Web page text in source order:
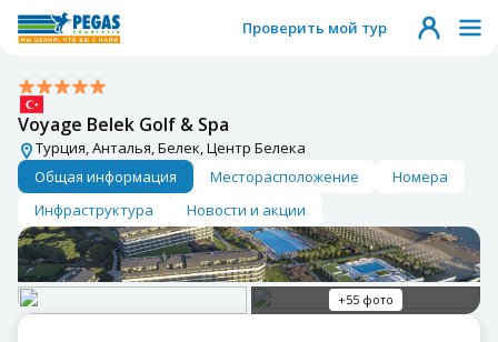
Проверить мой тур
Voyage Belek Golf & Spa
Турция, Анталья, Белек, Центр Белека
Общая информация
Месторасположение
Номера
Инфраструктура
Новости и акции
+55 фото